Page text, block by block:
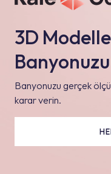
3D
Banyonuzu gerçek
karar verin.